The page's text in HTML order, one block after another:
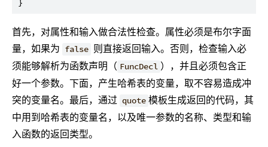
首先，对属性和输入做合法性检查。属性必须是布尔字面
量，如果为 false 则直接返回输入。否则，检查输入必
须能够解析为函数声明（ FuncDecl ），并且必须包含正
好一个参数。下面，产生哈希表的变量，取不容易造成冲
突的变量名。最后，通过 quote 模板生成返回的代码，其
中用到哈希表的变量名，以及唯一参数的名称、类型和输
入函数的返回类型。